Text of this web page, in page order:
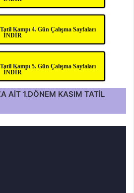
Kampı 4. Gün Çalışma Sayfaları
İNDİR
Kampı 5. Gün Çalışma Sayfaları
İNDİR
AİT 1.DÖNEM KASIM TATİL